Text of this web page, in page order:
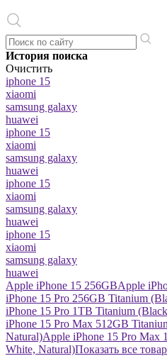
История поиска
Очистить
iphone 15
xiaomi
samsung galaxy
huawei
iphone 15
xiaomi
samsung galaxy
huawei
iphone 15
xiaomi
samsung galaxy
huawei
iphone 15
xiaomi
samsung galaxy
huawei
Apple iPhone 15 256GBApple
iPhone 15 Pro 256GB Titanium
iPhone 15 Pro 1TB Titanium
iPhone 15 Pro Max 512GB
Natural)Apple iPhone 15 Pro Max
White, Natural)Показать все